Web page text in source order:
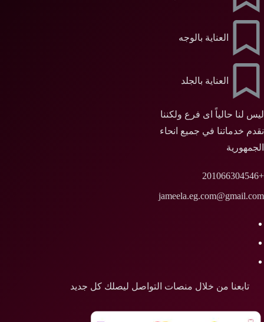
العناية بالوجه
العناية بالجلد
ليس لنا حالياً اى فرع ولكننا
نقدم خدماتنا في جميع انحاء
الجمهورية
+201066304546
jameela.eg.com@gmail.com
تابعنا من خلال منصات التواصل ليصلك كل جديد